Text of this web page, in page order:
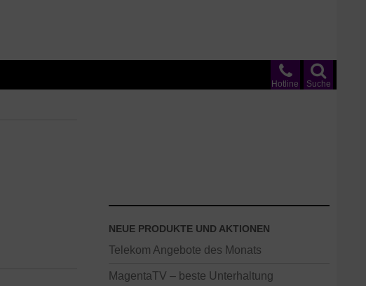
Suche
Hotline
NEUE PRODUKTE UND AKTIONEN
Telekom Angebote des Monats
MagentaTV – beste Unterhaltung